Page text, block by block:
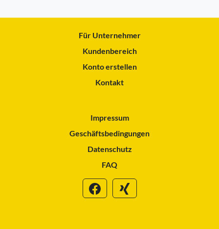
Für Unternehmer
Kundenbereich
Konto erstellen
Kontakt
Impressum
Geschäftsbedingungen
Datenschutz
FAQ